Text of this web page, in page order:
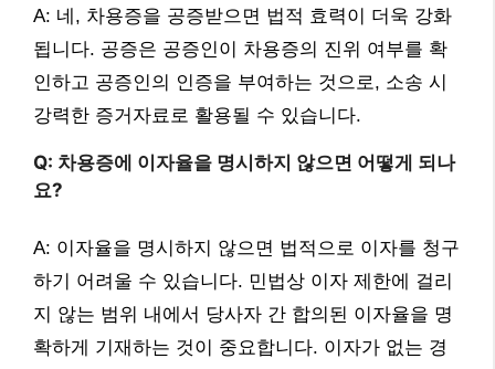
A: 네, 차용증을 공증받으면 법적 효력이 더욱 강화
됩니다. 공증은 공증인이 차용증의 진위 여부를 확
인하고 공증인의 인증을 부여하는 것으로, 소송 시
강력한 증거자료로 활용될 수 있습니다.
Q: 차용증에 이자율을 명시하지 않으면 어떻게 되나
요?
A: 이자율을 명시하지 않으면 법적으로 이자를 청구
하기 어려울 수 있습니다. 민법상 이자 제한에 걸리
지 않는 범위 내에서 당사자 간 합의된 이자율을 명
확하게 기재하는 것이 중요합니다. 이자가 없는 경